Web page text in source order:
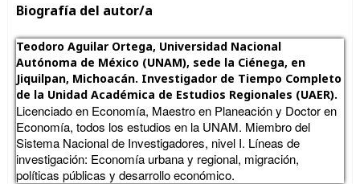
Biografía del autor/a
Teodoro Aguilar Ortega, Universidad Nacional
Autónoma de México (UNAM), sede la Ciénega, en
Jiquilpan, Michoacán. Investigador de Tiempo Completo
de la Unidad Académica de Estudios Regionales (UAER).
Licenciado en Economía, Maestro en Planeación y Doctor en
Economía, todos los estudios en la UNAM. Miembro del
Sistema Nacional de Investigadores, nivel I. Líneas de
investigación: Economía urbana y regional, migración,
políticas públicas y desarrollo económico.